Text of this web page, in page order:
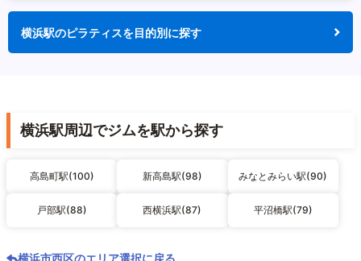
横浜駅のピラティスを目的別に探す
横浜駅周辺でジムを駅から探す
高島町駅(100) 新高島駅(98) みなとみらい駅(90)
戸部駅(88) 西横浜駅(87) 平沼橋駅(79)